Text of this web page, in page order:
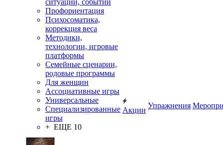
ситуаций, событий
Профориентация
Психосоматика,
коррекция веса
Методики,
технологии, игровые
платформы
Семейные сценарии,
родовые программы
Для женщин
Ассоциативные игры
Универсальные
Специализированные
игры
+ ЕЩЕ 10
Акции
Упражнения